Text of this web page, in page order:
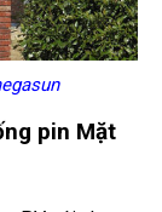
pin Mặt